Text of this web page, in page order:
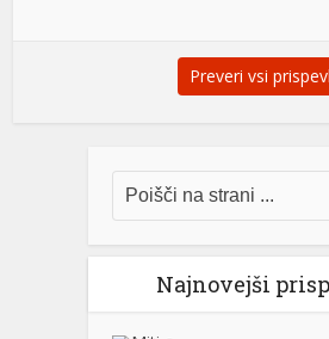
Preveri vsi
Najnovejši